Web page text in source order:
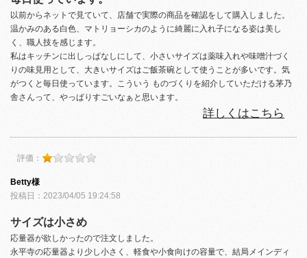
以前からネットで見ていて、店舗で実際の商品を確認をして購入しました。
温かみのある白色、マトリョーシカのように綺麗に入れ子になる姿は美し
く、職人技を感じます。
私はキッチンに出しっぱなしにして、小さいサイズは薬味入れや味噌汁づく
りの味見用として、大きいサイズはご飯茶碗として使うことが多いです。気
がつくと毎日使っています。こういう ものづくりを紹介していただける茅乃
舎さんって、やっぱりすごいなぁと思います。
詳しくはこちら
評価：
Betty様
投稿日：2023/04/05 19:24:58
サイズは小さめ
応量器が欲しかったので注文しました。
永平寺の応量器より少し小さく、軽食や小食向けの容量で、結局メインディ